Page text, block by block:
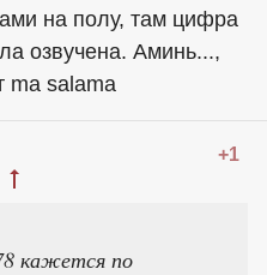
на полу, там цифра
озвучена. Аминь...,
ma salama
+1
кажется по